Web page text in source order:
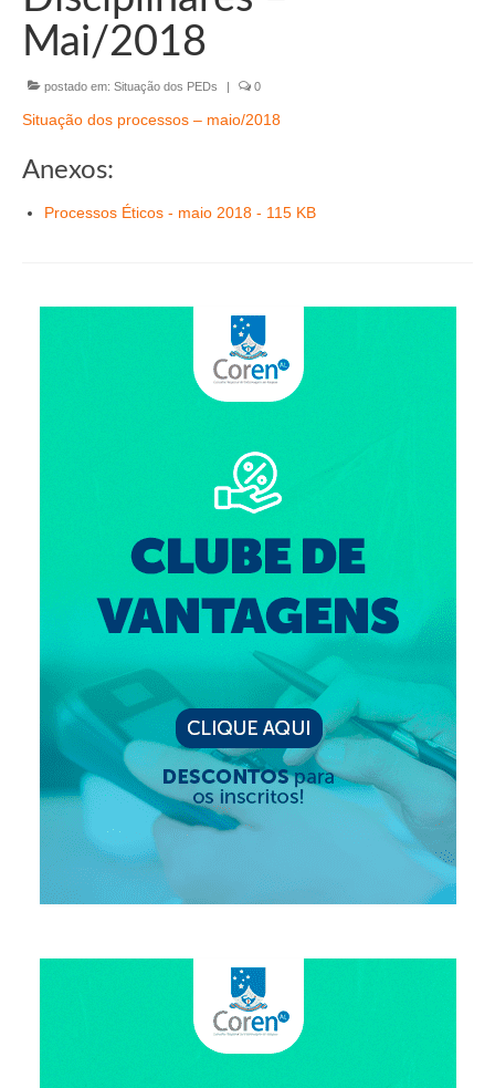
Conselheiros e Diretoria
Câmaras Técnicas
Governança
Eleições Triênio 2027-2029
Eleições 2023
Agenda do presidente
Eleições
Responsabilidade Técnica
Legislações
Decisões
Portarias
Resoluções
Desagravo Público
Processos Éticos
Suspensão do Exercício Profissional
Mai/2018
postado em: Situação dos PEDs | 0
Situação dos processos – maio/2018
Anexos:
Processos Éticos - maio 2018 - 115 KB